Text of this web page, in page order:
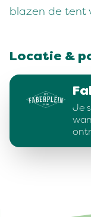
blazen de tent
Locatie &
Je